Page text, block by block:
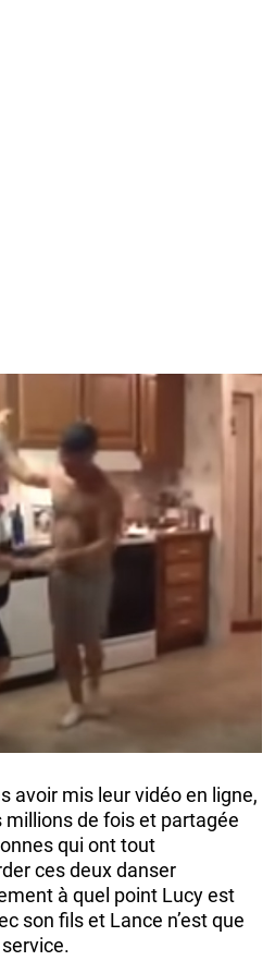
avoir mis leur vidéo en ligne,
de fois et partagée
qui ont tout
ces deux danser
à quel point Lucy est
son fils et Lance n’est que